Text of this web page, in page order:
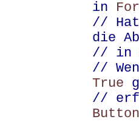
in
// Hat
die
// in
//
True
//